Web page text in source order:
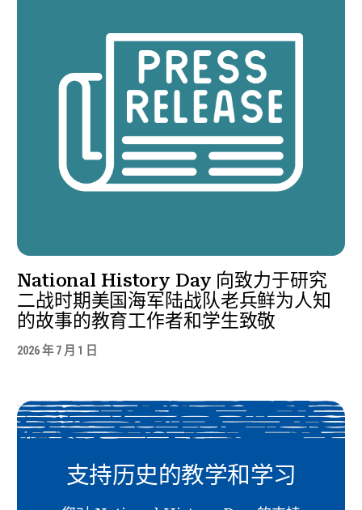
National History Day 向致力于研究
二战时期美国海军陆战队老兵鲜为人知
的故事的教育工作者和学生致敬
2026 年 7 月 1 日
支持历史的教学和学习